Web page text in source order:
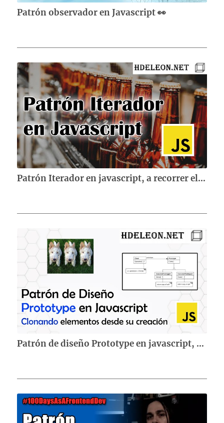
Patrón observador en Javascript 👀
Patrón Iterador en javascript, a recorrer elementos de forma elegante
Patrón de diseño Prototype en javascript, creando objetos a partir de otros ya existentes